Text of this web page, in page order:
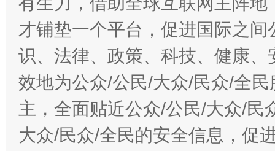
才铺垫一个平台，促进国际之
识、法律、政策、科技、健康
效地为公众/公民/大众/民众/全
主，全面贴近公众/公民/大众/民
大众/民众/全民的安全信息，促